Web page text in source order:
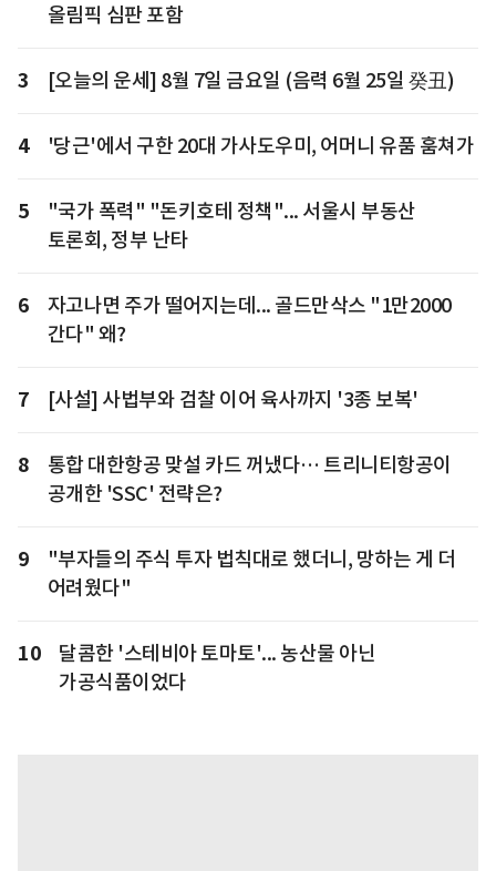
올림픽 심판 포함
3 [오늘의 운세] 8월 7일 금요일 (음력 6월 25일 癸丑)
4 '당근'에서 구한 20대 가사도우미, 어머니 유품 훔쳐가
5
"국가 폭력" "돈키호테 정책"... 서울시 부동산
토론회, 정부 난타
6
자고나면 주가 떨어지는데... 골드만삭스 "1만2000
간다" 왜?
7 [사설] 사법부와 검찰 이어 육사까지 '3종 보복'
8
통합 대한항공 맞설 카드 꺼냈다… 트리니티항공이
공개한 'SSC' 전략은?
9
"부자들의 주식 투자 법칙대로 했더니, 망하는 게 더
어려웠다"
10
달콤한 '스테비아 토마토'... 농산물 아닌
가공식품이었다